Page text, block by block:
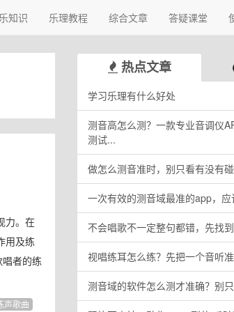
知识 乐理教程 综合文章 答疑课堂
力。在
用及练
者的练
声歌曲
热点文章
学习乐理有什么好处
测音高怎么测？一款专业音调仪
测试...
做怎么测音准时，别只看有没有
一次有效的测音域最准的app，
不会唱歌不一定整句都错，先找
视唱练耳怎么练？先把一个音听
测音域的软件怎么测才准确？别